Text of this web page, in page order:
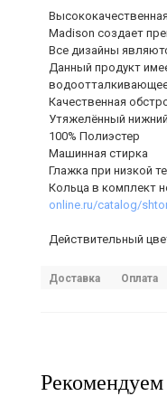
Madison создает
Все дизайны
Данный продукт
Качественная
Утяжелённый нижний
100% Полиэстер
Машинная стирка
Глажка при низкой
Кольца в комплект
online.ru/catalog/
Действительный
Доставка Оплата